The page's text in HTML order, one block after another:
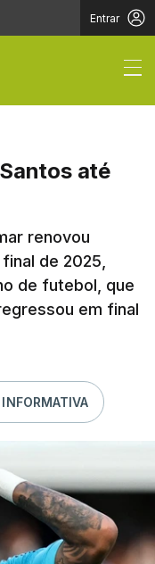
Entrar
com
até
renovou
de 2025,
de futebol, que
em final